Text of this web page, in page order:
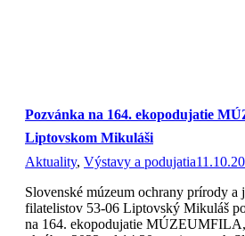
Pozvánka na 164. ekopodujatie
Liptovskom Mikuláši
Aktuality, Výstavy a podujatia
Slovenské múzeum ochrany prírody a
filatelistov 53-06 Liptovský Mikuláš
na 164. ekopodujatie